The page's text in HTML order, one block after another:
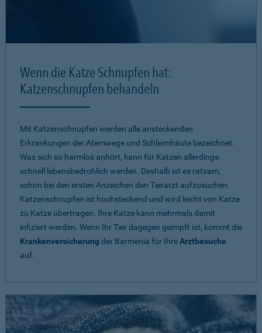
Wenn die Katze Schnupfen hat:
Katzenschnupfen behandeln
Mit Katzenschnupfen werden alle ansteckenden
Erkrankungen der Atemwege und Schleimhäute bezeichnet.
Was sich so harmlos anhört, kann für Katzen allerdings
schnell lebensbedrohlich werden. Deshalb ist es ratsam,
schon bei den ersten Anzeichen den Tierarzt aufzusuchen.
Katzenschnupfen ist hochsteckend und wird leicht von Katze
zu Katze übertragen. Ihre Katze kann mehrmals damit
infiziert werden. Wenn Ihr Tier dagegen geimpft ist, kommt die
Krankenversicherung der Barmenia für IhreArztbesuche
auf.